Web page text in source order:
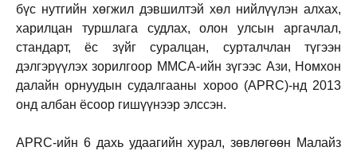
бүс нутгийн хөгжил дэвшилтэй хөл нийлүүлэн алхах,
харилцан туршлага судлах, олон улсын аргачлал,
стандарт, ёс зүйг суралцан, сурталчлан түгээн
дэлгэрүүлэх зорилгоор ММСА-ийн зүгээс Ази, Номхон
далайн орнуудын судалгааны хороо (APRC)-нд 2013
онд албан ёсоор гишүүнээр элссэн.
APRC-ийн 6 дахь удаагийн хурал, зөвлөгөөн Малайз